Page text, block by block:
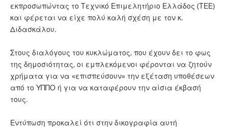
εκπροσωπώντας το Τεχνικό Επιμελητήριο Ελλάδος (ΤΕΕ)
και φέρεται να είχε πολύ καλή σχέση με τον κ.
Διδασκάλου.
Στους διαλόγους του κυκλώματος, που έχουν δει το φως
της δημοσιότητας, οι εμπλεκόμενοι φέρονται να ζητούν
χρήματα για να «επισπεύσουν» την εξέταση υποθέσεων
από το ΥΠΠΟ ή για να καταφέρουν την αίσια έκβασή
τους.
Εντύπωση προκαλεί ότι στην δικογραφία αυτή